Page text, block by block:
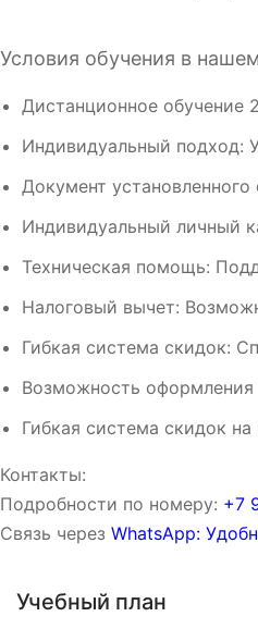
Условия обучения в
Дистанционное обучение
Индивидуальный подход:
Документ
Индивидуальный личный
Техническая помощь:
Налоговый вычет:
Гибкая система скидок:
Возможность оформления
Гибкая система скидок
Контакты:
Подробности по номеру: ‪‪+7
Связь через WhatsApp:
Учебный план